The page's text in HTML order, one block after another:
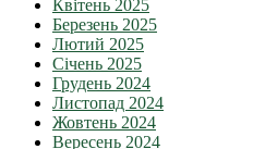
Квітень 2025
Березень 2025
Лютий 2025
Січень 2025
Грудень 2024
Листопад 2024
Жовтень 2024
Вересень 2024